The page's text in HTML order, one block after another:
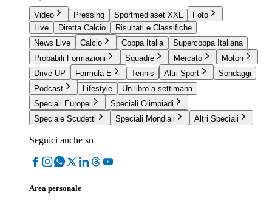
Video Pressing Sportmediaset XXL
Foto
Live
Diretta Calcio
Risultati e Classifiche
News Live
Calcio Coppa Italia
Supercoppa Italiana
Probabili Formazioni
Squadre Mercato
Motori
Drive UP
Formula E Tennis Altri Sport
Sondaggi
Podcast
Lifestyle
Un libro a settimana
Speciali Europei
Speciali Olimpiadi
Speciale Scudetti
Speciali Mondiali Altri Speciali
Seguici anche su
Area personale